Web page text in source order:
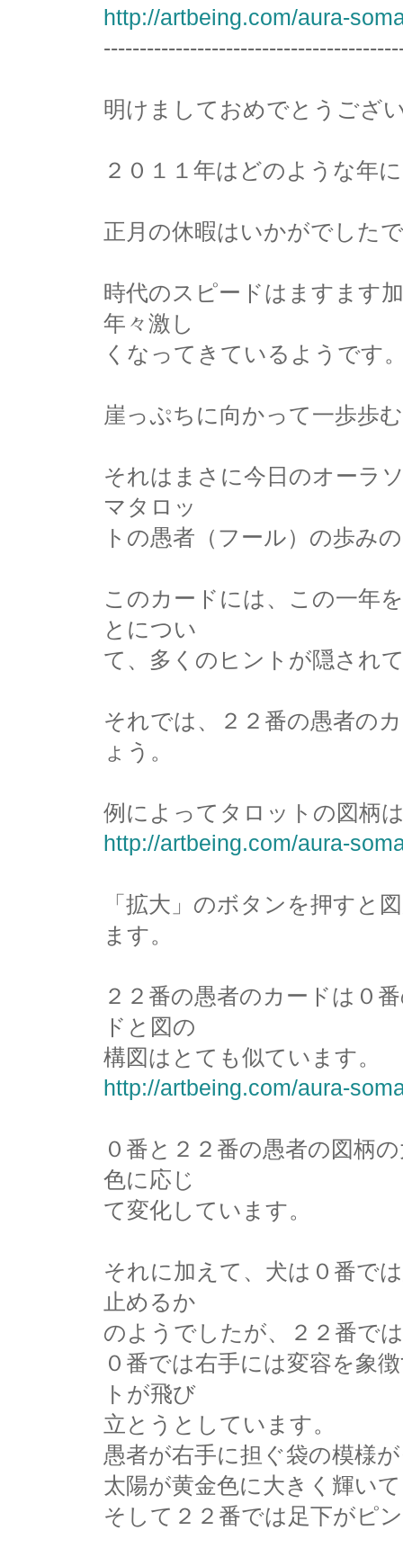
http://artbeing.com/aura-
明けましておめでとうござ
２０１１年はどのような年
正月の休暇はいかがでした
時代のスピードはますます
年々激し
くなってきているようです
崖っぷちに向かって一歩歩
それはまさに今日のオーラ
マタロッ
トの愚者（フール）の歩み
このカードには、この一年
とについ
て、多くのヒントが隠され
それでは、２２番の愚者の
ょう。
例によってタロットの図柄
http://artbeing.com/aura-
「拡大」のボタンを押すと
ます。
２２番の愚者のカードは０
ドと図の
構図はとても似ています。
http://artbeing.com/aura-
０番と２２番の愚者の図柄
色に応じ
て変化しています。
それに加えて、犬は０番で
止めるか
のようでしたが、２２番で
０番では右手には変容を象
トが飛び
立とうとしています。
愚者が右手に担ぐ袋の模様
太陽が黄金色に大きく輝い
そして２２番では足下がピ